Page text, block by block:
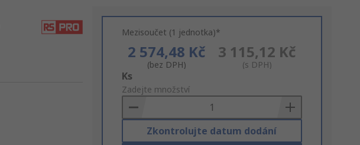
Mezisoučet (1 jednotka)*
2 574,48 Kč
(bez DPH)
3 115,12 Kč
(s DPH)
Add
to
Basket
Ks
Zadejte množství
Zkontrolujte datum dodání